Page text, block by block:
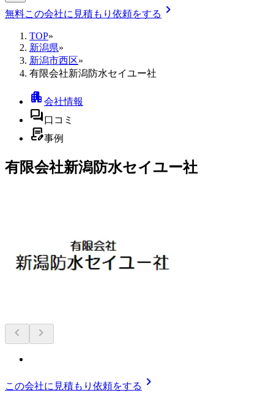
無料この会社に見積もり依頼をする chevron_right
TOP»
新潟県»
新潟市西区»
有限会社新潟防水セイユー社
apartment会社情報
forum口コミ
contract_edit事例
有限会社新潟防水セイユー社
chevron_left chevron_right
この会社に見積もり依頼をする chevron_right